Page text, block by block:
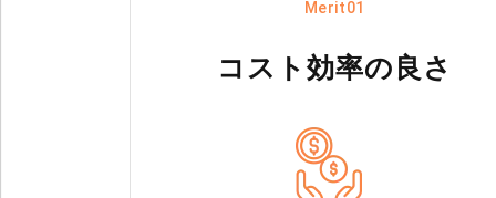
Merit01
コスト効率の良さ